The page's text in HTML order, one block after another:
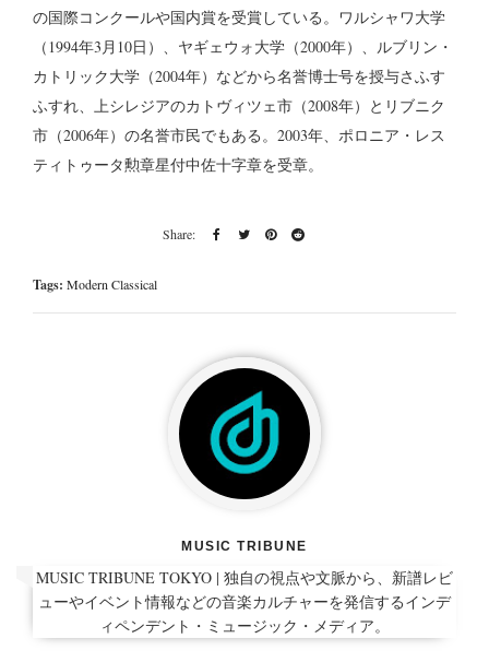
の国際コンクールや国内賞を受賞している。ワルシャワ大学
（1994年3月10日）、ヤギェウォ大学（2000年）、ルブリン・
カトリック大学（2004年）などから名誉博士号を授与さふす
ふすれ、上シレジアのカトヴィツェ市（2008年）とリブニク
市（2006年）の名誉市民でもある。2003年、ポロニア・レス
ティトゥータ勲章星付中佐十字章を受章。
Tags: Modern Classical
MUSIC TRIBUNE
MUSIC TRIBUNE TOKYO | 独自の視点や文脈から、新譜レビ
ューやイベント情報などの音楽カルチャーを発信するインデ
ィペンデント・ミュージック・メディア。